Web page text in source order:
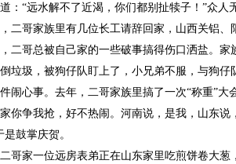
：“远水解不了近渴，你们都别扯犊子！”众人
二哥家族里有几位长工请辞回家，山西关铝
二哥总被自己家的一些破事搞得伤口洒盐。
垃圾，被狗仔队盯上了，小兄弟不服，与狗
闹心事。去年，二哥家族里搞了一次“称重”
你争我抢，好不热闹。河南说，是我，山东
鼓掌庆贺。
哥家一位远房表弟正在山东家里吃煎饼卷大